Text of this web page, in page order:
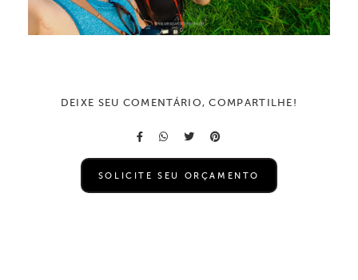
DEIXE SEU COMENTÁRIO, COMPARTILHE!
SOLICITE SEU ORÇAMENTO